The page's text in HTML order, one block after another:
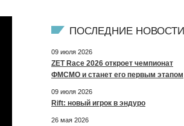
ПОСЛЕДНИЕ НОВОСТИ
09 июля 2026
ZET Race 2026 откроет чемпионат
ФМСМО и станет его первым этапом
09 июля 2026
Rift: новый игрок в эндуро
26 мая 2026